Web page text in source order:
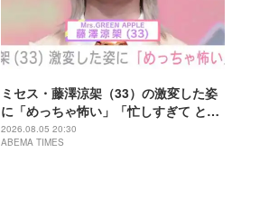
ミセス・藤澤涼架（33）の激変した姿
に「めっちゃ怖い」「忙しすぎて とう
とうグレてしまったのね…」「カオス
すぎる」など驚きの声
2026.08.05 20:30
ABEMA TIMES